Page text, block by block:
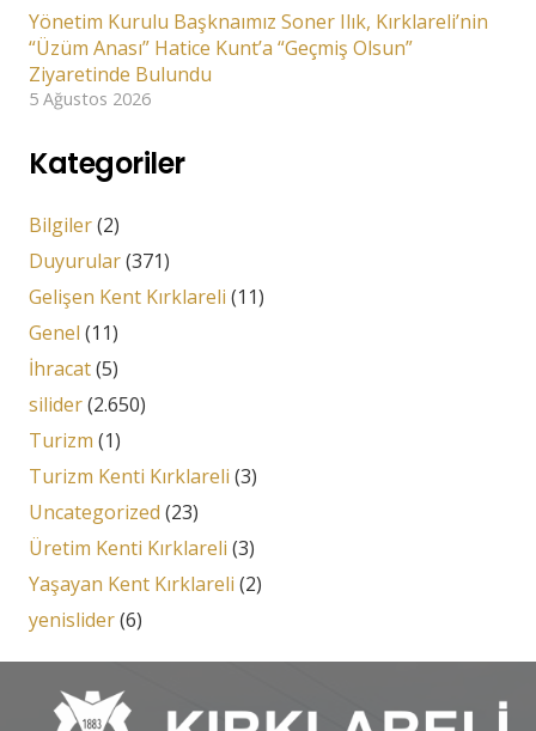
Yönetim Kurulu Başknaımız Soner Ilık, Kırklareli’nin
“Üzüm Anası” Hatice Kunt’a “Geçmiş Olsun”
Ziyaretinde Bulundu
5 Ağustos 2026
Kategoriler
Bilgiler(2)
Duyurular(371)
Gelişen Kent Kırklareli (11)
Genel (11)
İhracat(5)
silider(2.650)
Turizm (1)
Turizm Kenti Kırklareli (3)
Uncategorized (23)
Üretim Kenti Kırklareli (3)
Yaşayan Kent Kırklareli (2)
yenislider(6)